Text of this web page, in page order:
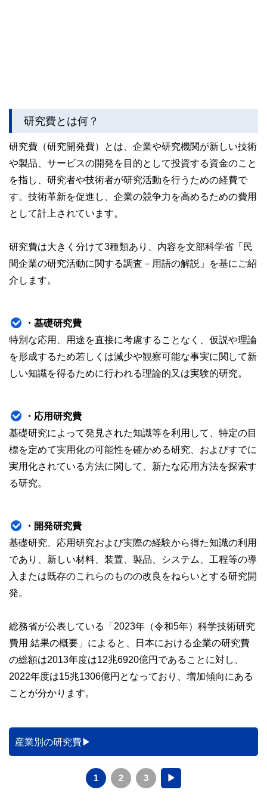
研究費とは何？
研究費（研究開発費）とは、企業や研究機関が新しい技術
や製品、サービスの開発を目的として投資する資金のこと
を指し、研究者や技術者が研究活動を行うための経費で
す。技術革新を促進し、企業の競争力を高めるための費用
として計上されています。
研究費は大きく分けて3種類あり、内容を文部科学省「民
間企業の研究活動に関する調査－用語の解説」を基にご紹
介します。
・基礎研究費
特別な応用、用途を直接に考慮することなく、仮説や理論
を形成するため若しくは減少や観察可能な事実に関して新
しい知識を得るために行われる理論的又は実験的研究。
・応用研究費
基礎研究によって発見された知識等を利用して、特定の目
標を定めて実用化の可能性を確かめる研究、およびすでに
実用化されている方法に関して、新たな応用方法を探索す
る研究。
・開発研究費
基礎研究、応用研究および実際の経験から得た知識の利用
であり、新しい材料、装置、製品、システム、工程等の導
入または既存のこれらのものの改良をねらいとする研究開
発。
総務省が公表している「2023年（令和5年）科学技術研究
費用 結果の概要」によると、日本における企業の研究費
の総額は2013年度は12兆6920億円であることに対し、
2022年度は15兆1306億円となっており、増加傾向にある
ことが分かります。
産業別の研究費
1 2 3 ▶